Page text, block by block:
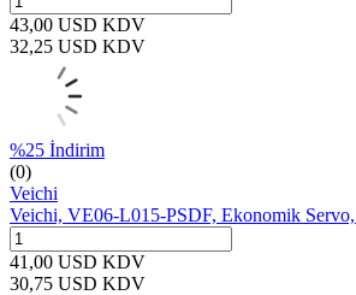
43,00 USD KDV
32,25 USD KDV
%25 İndirim
(0)
Veichi
Veichi, VE06-L015-PSDF, Ekonomik Servo,
41,00 USD KDV
30,75 USD KDV